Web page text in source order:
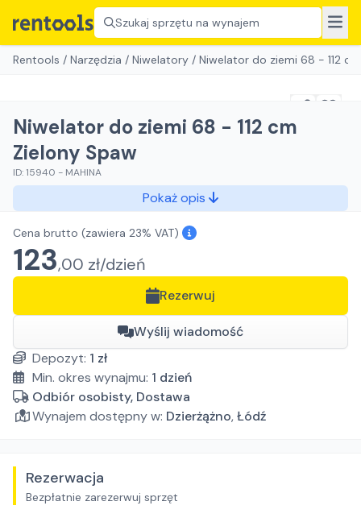
Szukaj sprzętu na wynajem
Rentools / Narzędzia / Niwelatory / Niwelator do ziemi 68 - 112
Niwelator do ziemi 68 - 112 cm
Zielony Spaw
ID:15940 - MAHINA
Pokaż opis
Cena brutto (zawiera 23% VAT)
123,00 zł/dzień
Rezerwuj
Wyślij wiadomość
Depozyt: 1 zł
Min. okres wynajmu: 1 dzień
Odbiór osobisty, Dostawa
Wynajem dostępny w: Dzierżążno,Łódź
Rezerwacja
Bezpłatnie zarezerwuj sprzęt